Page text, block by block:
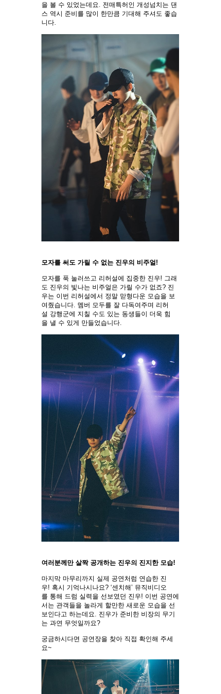
을 볼 수 있었는데요. 전매특허인 개성넘치는 댄
스 역시 준비를 많이 한만큼 기대해 주셔도 좋습
니다.
모자를 써도 가릴 수 없는 진우의 비주얼!
모자를 푹 눌러쓰고 리허설에 집중한 진우! 그래
도 진우의 빛나는 비주얼은 가릴 수가 없죠? 진
우는 이번 리허설에서 정말 맏형다운 모습을 보
여줬습니다. 멤버 모두를 잘 다독여주며 리허
설 강행군에 지칠 수도 있는 동생들이 더욱 힘
을 낼 수 있게 만들었습니다.
여러분께만 살짝 공개하는 진우의 진지한 모습!
마지막 마무리까지 실제 공연처럼 연습한 진
우! 혹시 기억나시나요? ‘센치해’ 뮤직비디오
를 통해 드럼 실력을 선보였던 진우! 이번 공연에
서는 관객들을 놀라게 할만한 새로운 모습을 선
보인다고 하는데요. 진우가 준비한 비장의 무기
는 과연 무엇일까요?
궁금하시다면 공연장을 찾아 직접 확인해 주세
요~